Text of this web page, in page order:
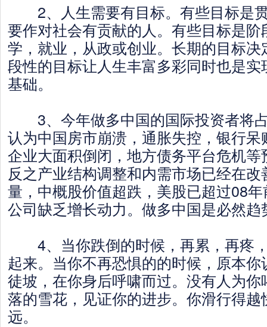
2、人生需要有目标。有些目标是
要作对社会有贡献的人。有些目标是
学，就业，从政或创业。长期的目标
段性的目标让人生丰富多彩同时也是
基础。
3、今年做多中国的国际投资者将
认为中国房市崩溃，通胀失控，银行
企业大面积倒闭，地方债务平台危机
反之产业结构调整和内需市场已经在
量，中概股价值超跌，美股已超过08
公司缺乏增长动力。做多中国是必然趋
4、当你跌倒的时候，再累，再疼
起来。当你不再恐惧的的时候，原本
徒坡，在你身后呼啸而过。没有人为
落的雪花，见证你的进步。你滑行得
远。